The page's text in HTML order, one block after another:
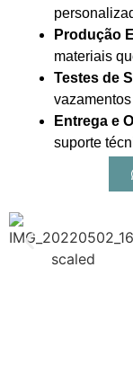
Produção
materiais
Testes de
Entrega e
suporte